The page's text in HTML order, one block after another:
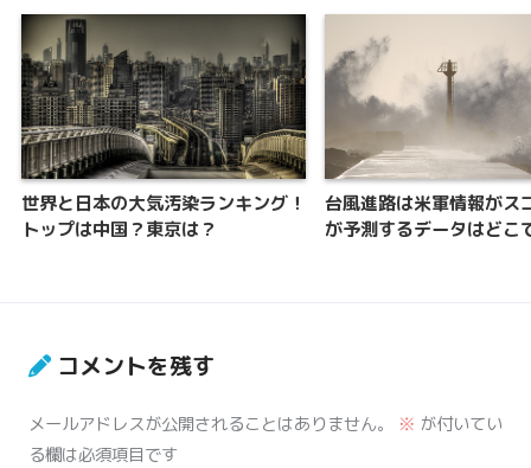
世界と日本の大気汚染ランキング！
トップは中国？東京は？
台風進路は米軍情報がス
が予測するデータはどこ
コメントを残す
メールアドレスが公開されることはありません。 ※ が付いてい
る欄は必須項目です